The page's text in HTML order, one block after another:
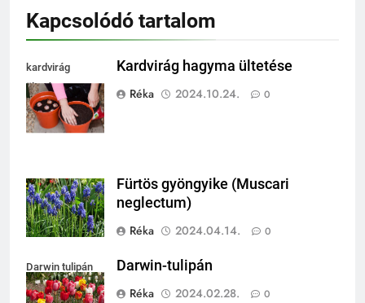
Kapcsolódó tartalom
kardvirág
ültetése
Kardvirág hagyma ültetése
Réka
2024.10.24. 0
Fürtös gyöngyike (Muscari
neglectum)
Réka
2024.04.14. 0
Darwin tulipán
Darwin-tulipán
Réka
2024.02.28. 0